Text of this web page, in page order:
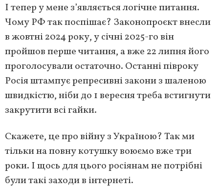
І тепер у мене з’являється логічне питання.
Чому РФ так поспішає? Законопроєкт внесли
в жовтні 2024 року, у січні 2025-го він
пройшов перше читання, а вже 22 липня його
проголосували остаточно. Останні півроку
Росія штампує репресивні закони з шаленою
швидкістю, ніби до 1 вересня треба встигнути
закрутити всі гайки.
Скажете, це про війну з Україною? Так ми
тільки на повну котушку воюємо вже три
роки. І щось для цього росіянам не потрібні
були такі заходи в інтернеті.